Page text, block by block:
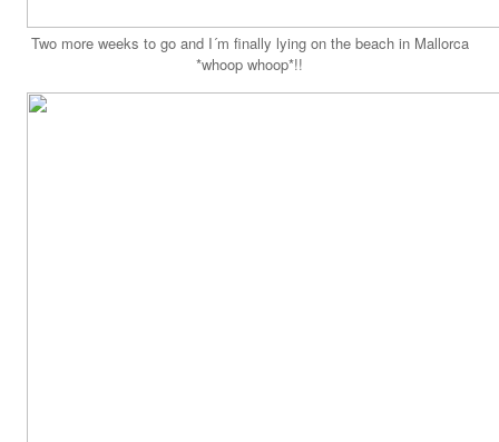
Two more weeks to go and I´m finally lying on the beach in Mallorca
*whoop whoop*!!